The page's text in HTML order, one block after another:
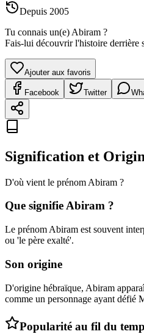
Depuis 2005
Tu connais un(e) Abiram ?
Fais-lui découvrir l'histoire derrière
Ajouter aux favoris
Facebook Twitter
Signification et
D'où vient le prénom Abiram ?
Que signifieAbiram ?
Le prénom Abiram est souvent
ou 'le père exalté'.
Son origine
D'origine hébraïque, Abiram
comme un personnage ayant défié
Popularité au fil du